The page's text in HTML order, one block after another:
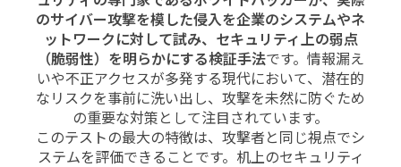
のサイバー攻撃を模した侵入を企業のシステムやネ
ットワークに対して試み、セキュリティ上の弱点
（脆弱性）を明らかにする検証手法です。情報漏え
いや不正アクセスが多発する現代において、潜在的
なリスクを事前に洗い出し、攻撃を未然に防ぐため
の重要な対策として注目されています。
このテストの最大の特徴は、攻撃者と同じ視点でシ
ステムを評価できることです。机上のセキュリティ